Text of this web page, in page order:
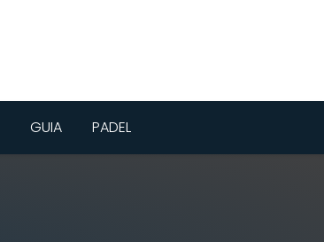
GUIA PADEL